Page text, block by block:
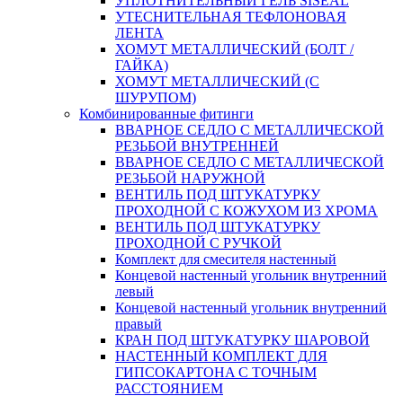
УТЕСНИТЕЛЬНАЯ ТЕФЛОНОВАЯ
ЛЕНТА
ХОМУТ МЕТАЛЛИЧЕСКИЙ (БОЛТ /
ГАЙКА)
ХОМУТ МЕТАЛЛИЧЕСКИЙ (С
ШУРУПОМ)
Комбинированные фитинги
ВВАРНОЕ СЕДЛО С МЕТАЛЛИЧЕСКОЙ
РЕЗЬБОЙ ВНУТРЕННЕЙ
ВВАРНОЕ СЕДЛО С МЕТАЛЛИЧЕСКОЙ
РЕЗЬБОЙ НАРУЖНОЙ
ВЕНТИЛЬ ПОД ШТУКАТУРКУ
ПРОХОДНОЙ С КОЖУХОМ ИЗ ХРОМА
ВЕНТИЛЬ ПОД ШТУКАТУРКУ
ПРОХОДНОЙ С РУЧКОЙ
Комплект для смесителя настенный
Концевой настенный угольник внутренний
левый
Концевой настенный угольник внутренний
правый
КРАН ПОД ШТУКАТУРКУ ШАРОВОЙ
НАСТЕННЫЙ КОМПЛЕКТ ДЛЯ
ГИПСОКАРТОНA С ТОЧНЫМ
РАССТОЯНИЕМ